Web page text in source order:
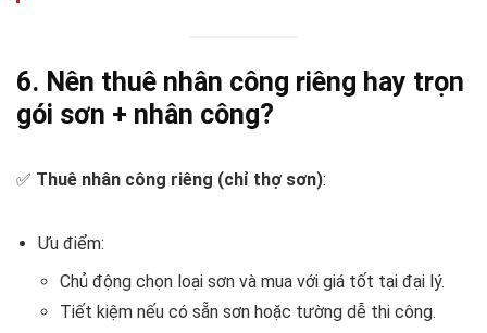
6. Nên thuê nhân công riêng hay trọn
gói sơn + nhân công?
✅ Thuê nhân công riêng (chỉ thợ sơn):
Ưu điểm:
Chủ động chọn loại sơn và mua với giá tốt tại đại lý.
Tiết kiệm nếu có sẵn sơn hoặc tường dễ thi công.